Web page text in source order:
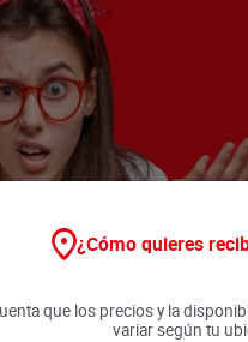
¿Cómo quieres
que los precios y la
variar según tu